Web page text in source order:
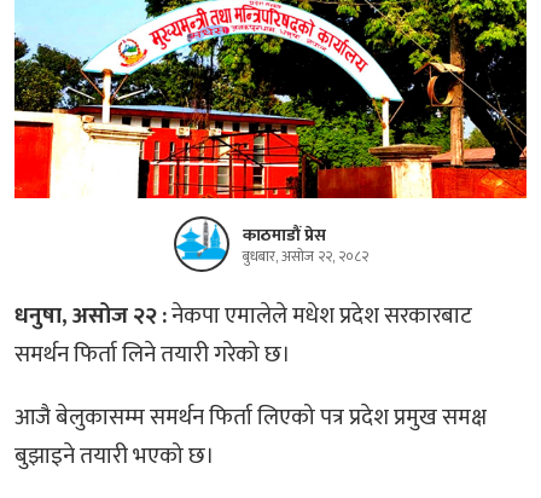
काठमाडौं प्रेस
बुधबार, असोज २२, २०८२
धनुषा, असोज २२ :नेकपा एमालेले मधेश प्रदेश सरकारबाट
समर्थन फिर्ता लिने तयारी गरेको छ।
आजै बेलुकासम्म समर्थन फिर्ता लिएको पत्र प्रदेश प्रमुख समक्ष
बुझाइने तयारी भएको छ।